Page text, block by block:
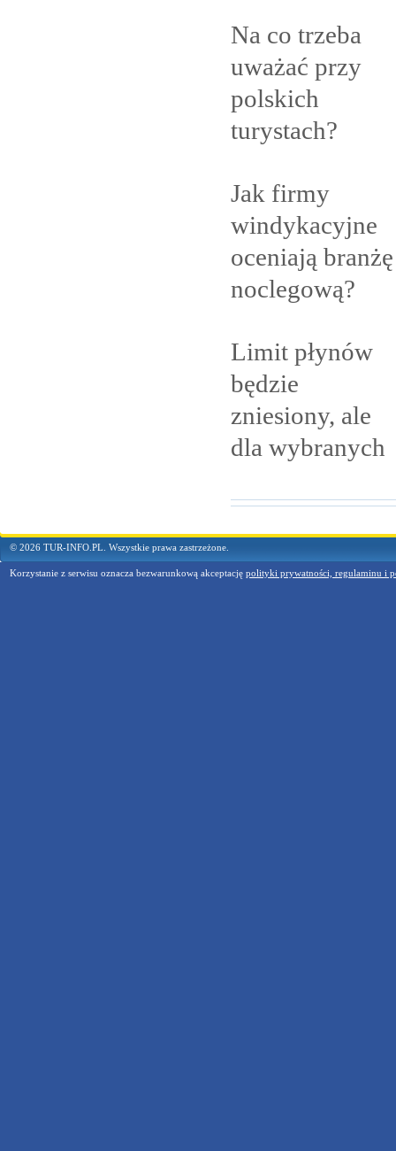
Na co trzeba
uważać przy
polskich
turystach?
Jak firmy
windykacyjne
oceniają branżę
noclegową?
Limit płynów
będzie
zniesiony, ale
dla wybranych
© 2026 TUR-INFO.PL. Wszystkie prawa zastrzeżone.
Korzystanie z serwisu oznacza bezwarunkową akceptację polityki prywatności, regulaminu i